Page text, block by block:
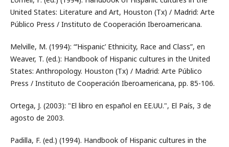
United States: Literature and Art, Houston (Tx) / Madrid: Arte
Público Press / Instituto de Cooperación Iberoamericana.
Melville, M. (1994): “’Hispanic’ Ethnicity, Race and Class”, en
Weaver, T. (ed.): Handbook of Hispanic cultures in the United
States: Anthropology. Houston (Tx) / Madrid: Arte Público
Press / Instituto de Cooperación Iberoamericana, pp. 85-106.
Ortega, J. (2003): "El libro en español en EE.UU.", El País, 3 de
agosto de 2003.
Padilla, F. (ed.) (1994). Handbook of Hispanic cultures in the